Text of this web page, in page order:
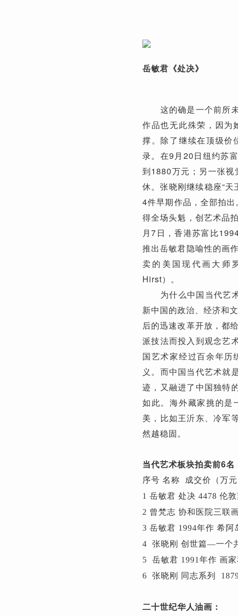
岳敏君《处决》
这的确是一个前所未
作品也无此殊荣，因为
撑。除了继续在顶级价
录。在9月20日纽约苏
到1880万元；另一张
休。张晓刚继续稳座“
4件早期作品，全部拍
得全场头魁，创艺术品
月7日，香港苏富比
推出岳敏君隐喻性的画
卖的美国现代画大师
Hirst）。
为什么中国当代艺术
新中国的政治、经济和
后的迅速改革开放，都
派技法而投入到观念艺
国艺术家经过百余年历
义。而中国当代艺术就
迹，又融进了中国独特
如此。海外藏家挑的是
美，比如王沂东、冷军
然越稳固。
当代艺术板块拍卖前6名
序号 名称 成交价（万
1 岳敏君 处决 4478 伦
2 曾梵志 协和医院三联
3 岳敏君 1994年作 希
4 张晓刚 创世篇—一个
5 岳敏君 1991年作 画
6 张晓刚 同志系列
二十世纪华人油画：